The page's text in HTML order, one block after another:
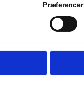
Præferencer